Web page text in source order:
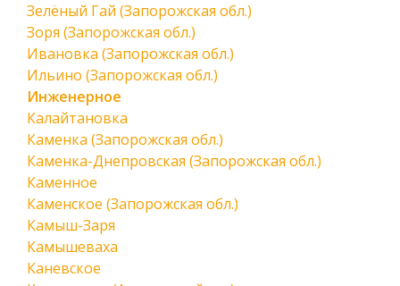
Зелёный Гай (Запорожская обл.)
Зоря (Запорожская обл.)
Ивановка (Запорожская обл.)
Ильино (Запорожская обл.)
Инженерное
Калайтановка
Каменка (Запорожская обл.)
Каменка-Днепровская (Запорожская обл.)
Каменное
Каменское (Запорожская обл.)
Камыш-Заря
Камышеваха
Каневское